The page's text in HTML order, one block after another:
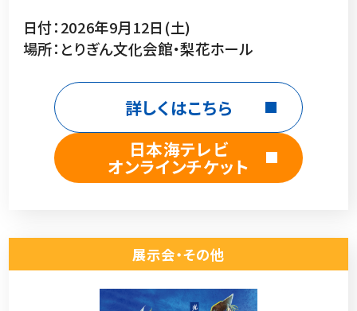
日付：2026年9月12日(土)
場所：とりぎん文化会館・梨花ホール
詳しくはこちら
日本海テレビ
オンラインチケット
展示会・その他